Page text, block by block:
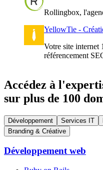
Rollingbox,
YellowTie -
Votre site internet
référencement
Accédez à
sur plus de 100
Développement Services IT
Branding & Créative
Développement web